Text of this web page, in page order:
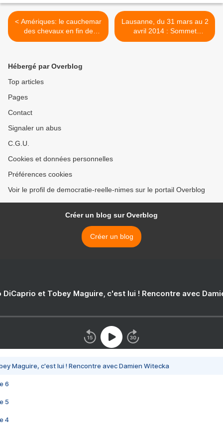
< Amériques: le cauchemar
des chevaux en fin de
carrière qui finissent dans
Lausanne, du 31 mars au 2
avril 2014 : Sommet
mondial des matières
Hébergé par Overblog
Top articles
Pages
Contact
Signaler un abus
C.G.U.
Cookies et données personnelles
Préférences cookies
Voir le profil de democratie-reelle-nimes sur le portail Overblog
Créer un blog sur Overblog
Créer un blog
DiCaprio et Tobey Maguire, c'est lui ! Rencontre avec
Maguire, c'est lui ! Rencontre avec Damien Witecka
6
5
4